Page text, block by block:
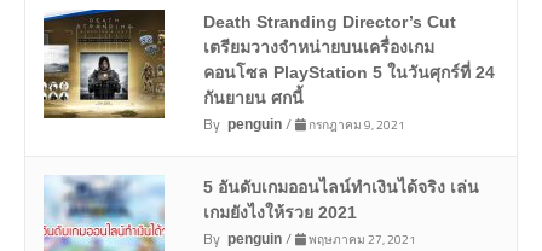
Death Stranding Director’s Cut
เตรียมวางจำหน่ายบนเครื่องเกม
คอนโซล PlayStation 5 ในวันศุกร์ที่ 24
กันยายน ศกนี้
By penguin/ กรกฎาคม 9, 2021
5 อันดับเกมออนไลน์ทำเงินได้จริง เล่น
เกมยังไงให้รวย 2021
By penguin/ พฤษภาคม 27, 2021